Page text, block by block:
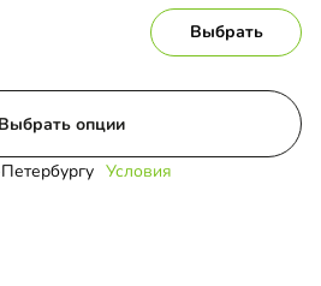
Выбрать
Выбрать опции
Условия